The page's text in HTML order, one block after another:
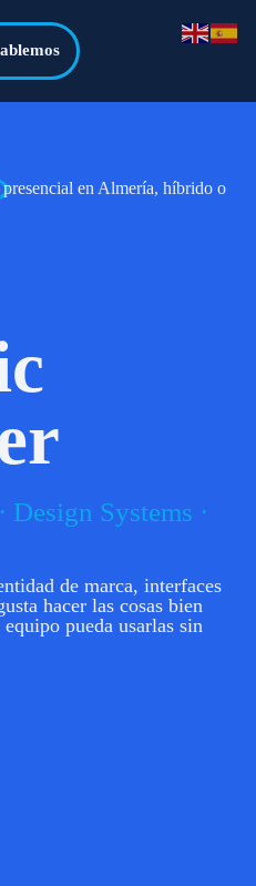
presencial en Almería, híbrido o
Systems ·
de marca, interfaces
hacer las cosas bien
pueda usarlas sin